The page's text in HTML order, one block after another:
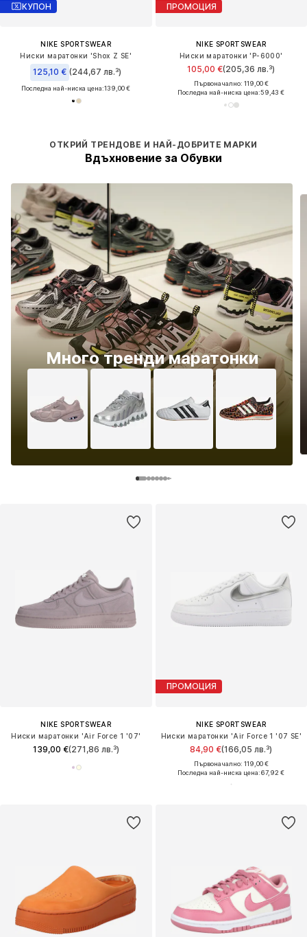
КУПОН
NIKE SPORTSWEAR
Ниски маратонки 'Shox Z SE'
125,10 € (244,67 лв.³)
Последна най-ниска цена:139,00 €
ПРОМОЦИЯ
NIKE SPORTSWEAR
Ниски маратонки 'P-6000'
105,00 €(205,36 лв.³)
Първоначално: 119,00 €
Последна най-ниска цена:59,43 €
ОТКРИЙ ТРЕНДОВЕ И НАЙ-ДОБРИТЕ МАРКИ
Вдъхновение за Обувки
Много тренди маратонки
NIKE SPORTSWEAR
Ниски маратонки 'Air Force 1 '07'
139,00 €(271,86 лв.³)
ПРОМОЦИЯ
NIKE SPORTSWEAR
Ниски маратонки 'Air Force 1 '07 SE'
84,90 €(166,05 лв.³)
Първоначално: 119,00 €
Последна най-ниска цена:67,92 €